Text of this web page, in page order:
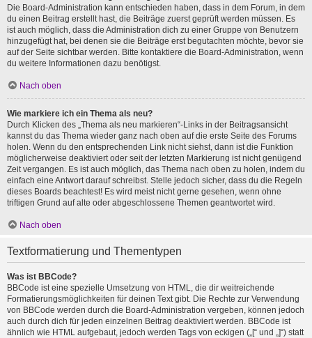
Die Board-Administration kann entschieden haben, dass in dem Forum, in dem
du einen Beitrag erstellt hast, die Beiträge zuerst geprüft werden müssen. Es
ist auch möglich, dass die Administration dich zu einer Gruppe von Benutzern
hinzugefügt hat, bei denen sie die Beiträge erst begutachten möchte, bevor sie
auf der Seite sichtbar werden. Bitte kontaktiere die Board-Administration, wenn
du weitere Informationen dazu benötigst.
Nach oben
Wie markiere ich ein Thema als neu?
Durch Klicken des „Thema als neu markieren“-Links in der Beitragsansicht
kannst du das Thema wieder ganz nach oben auf die erste Seite des Forums
holen. Wenn du den entsprechenden Link nicht siehst, dann ist die Funktion
möglicherweise deaktiviert oder seit der letzten Markierung ist nicht genügend
Zeit vergangen. Es ist auch möglich, das Thema nach oben zu holen, indem du
einfach eine Antwort darauf schreibst. Stelle jedoch sicher, dass du die Regeln
dieses Boards beachtest! Es wird meist nicht gerne gesehen, wenn ohne
triftigen Grund auf alte oder abgeschlossene Themen geantwortet wird.
Nach oben
Textformatierung und Thementypen
Was ist BBCode?
BBCode ist eine spezielle Umsetzung von HTML, die dir weitreichende
Formatierungsmöglichkeiten für deinen Text gibt. Die Rechte zur Verwendung
von BBCode werden durch die Board-Administration vergeben, können jedoch
auch durch dich für jeden einzelnen Beitrag deaktiviert werden. BBCode ist
ähnlich wie HTML aufgebaut, jedoch werden Tags von eckigen („[“ und „]“) statt